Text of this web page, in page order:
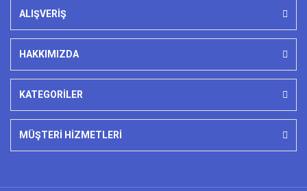
ALIŞVERİŞ
HAKKIMIZDA
KATEGORİLER
MÜŞTERİ HİZMETLERİ